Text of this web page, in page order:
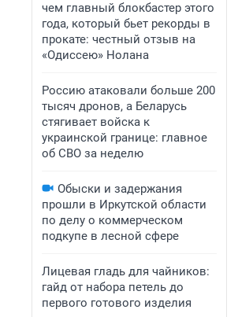
чем главный блокбастер этого
года, который бьет рекорды в
прокате: честный отзыв на
«Одиссею» Нолана
Россию атаковали больше 200
тысяч дронов, а Беларусь
стягивает войска к
украинской границе: главное
об СВО за неделю
Обыски и задержания
прошли в Иркутской области
по делу о коммерческом
подкупе в лесной сфере
Лицевая гладь для чайников:
гайд от набора петель до
первого готового изделия